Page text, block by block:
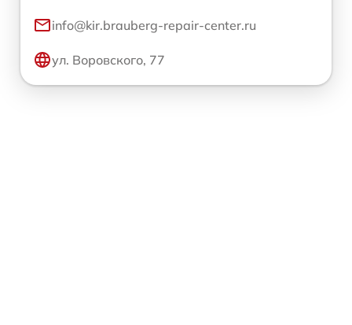
info@kir.brauberg-repair-center.ru
ул. Воровского, 77